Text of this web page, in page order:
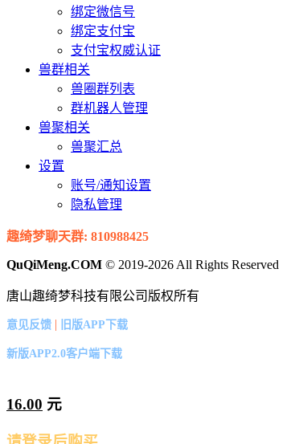
绑定微信号
绑定支付宝
支付宝权威认证
兽群相关
兽圈群列表
群机器人管理
兽聚相关
兽聚汇总
设置
账号/通知设置
隐私管理
趣绮梦聊天群: 810988425
QuQiMeng.COM © 2019-2026 All Rights Reserved
唐山趣绮梦科技有限公司版权所有
意见反馈 | 旧版APP下载
新版APP2.0客户端下载
16.00 元